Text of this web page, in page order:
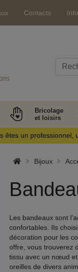
Contacts
Bricolage
et loisirs
êtes un professionnel,
Bijoux
Les bandeaux sont
confortables. Ils
décoration pour les
offre, vous trouverez
tissu avec un nœud
oreilles de divers